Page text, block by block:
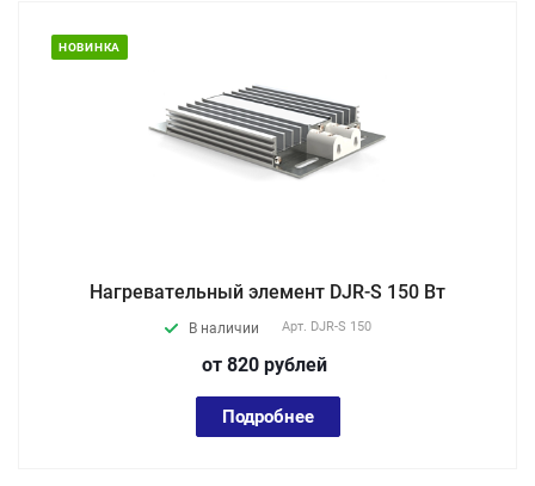
НОВИНКА
Нагревательный элемент DJR-S 150 Вт
В наличии Арт. DJR-S 150
от 820 рублей
Подробнее